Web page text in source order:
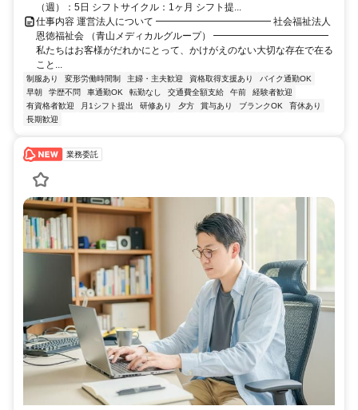
（週）：5日 シフトサイクル：1ヶ月 シフト提...
仕事内容 運営法人について ━━━━━━━━━━━━ 社会福祉法人
恩徳福祉会 （青山メディカルグループ） ━━━━━━━━━━━━
私たちはお客様がだれかにとって、かけがえのない大切な存在で在る
こと...
制服あり 変形労働時間制 主婦・主夫歓迎 資格取得支援あり
バイク通勤OK
早朝
学歴不問 車通勤OK 転勤なし 交通費全額支給 午前
経験者歓迎
有資格者歓迎
月1シフト提出 研修あり 夕方 賞与あり ブランクOK
育休あり
長期歓迎
業務委託